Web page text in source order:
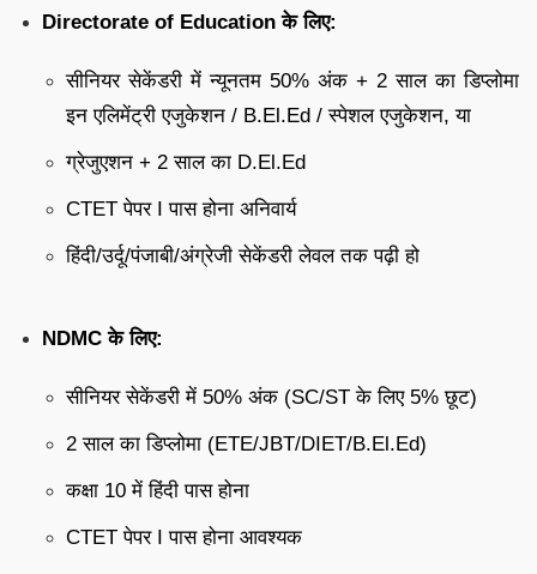
Directorate of Education के लिए:
सीनियर सेकेंडरी में न्यूनतम 50% अंक + 2 साल का डिप्लोमा
इन एलिमेंट्री एजुकेशन / B.El.Ed / स्पेशल एजुकेशन, या
ग्रेजुएशन + 2 साल का D.El.Ed
CTET पेपर I पास होना अनिवार्य
हिंदी/उर्दू/पंजाबी/अंग्रेजी सेकेंडरी लेवल तक पढ़ी हो
NDMC के लिए:
सीनियर सेकेंडरी में 50% अंक (SC/ST के लिए 5% छूट)
2 साल का डिप्लोमा (ETE/JBT/DIET/B.El.Ed)
कक्षा 10 में हिंदी पास होना
CTET पेपर I पास होना आवश्यक